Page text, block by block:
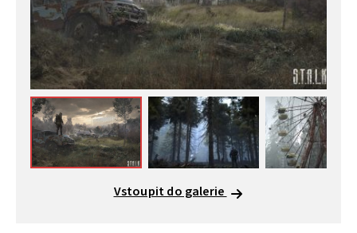
Vstoupit do galerie